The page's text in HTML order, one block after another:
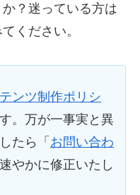
？迷っている方は
ください。
ンツ制作ポリシ
。万が一事実と異
たら「 お問い合わ
やかに修正いたし